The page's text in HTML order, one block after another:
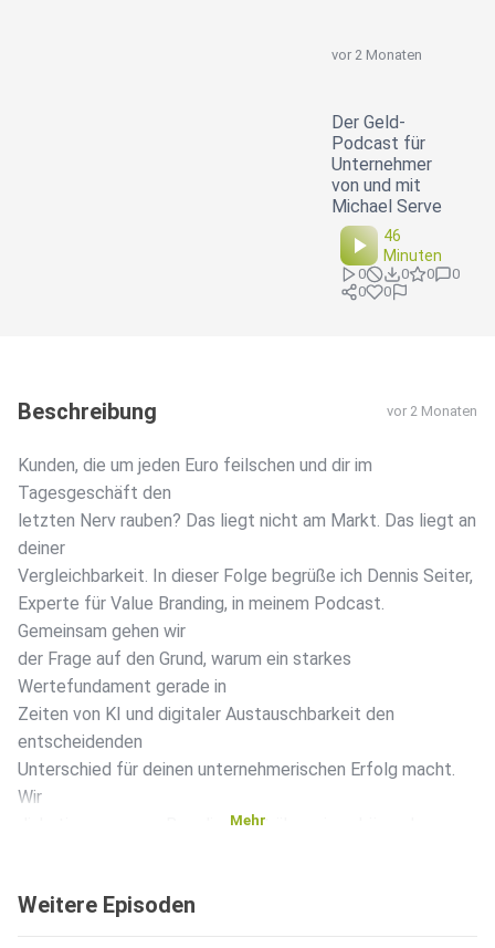
vor 2 Monaten
Der Geld-
Podcast für
Unternehmer
von und mit
Michael Serve
46
Minuten
0 0 0
0
0
0
Beschreibung vor 2 Monaten
Kunden, die um jeden Euro feilschen und dir im
Tagesgeschäft den
letzten Nerv rauben? Das liegt nicht am Markt. Das liegt an
deiner
Vergleichbarkeit. In dieser Folge begrüße ich Dennis Seiter,
Experte für Value Branding, in meinem Podcast.
Gemeinsam gehen wir
der Frage auf den Grund, warum ein starkes
Wertefundament gerade in
Zeiten von KI und digitaler Austauschbarkeit den
entscheidenden
Unterschied für deinen unternehmerischen Erfolg macht.
Wir
diskutieren, warum Branding weit über ein schönes Logo
Persönlichkeit
Mehr
Weitere Episoden